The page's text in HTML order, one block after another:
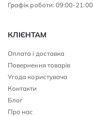
Графік роботи: 09:00-21:00
КЛІЄНТАМ
Оплата і доставка
Повернення товарів
Угода користувача
Контакти
Блог
Про нас